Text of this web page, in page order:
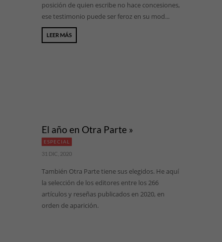
posición de quien escribe no hace concesiones,
ese testimonio puede ser feroz en su mod...
LEER MÁS
El año en Otra Parte »
ESPECIAL
31 DIC, 2020
También Otra Parte tiene sus elegidos. He aquí
la selección de los editores entre los 266
artículos y reseñas publicados en 2020, en
orden de aparición.